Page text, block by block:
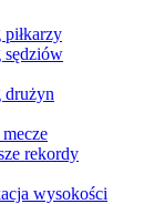
sędziów
drużyn
rekordy
wysokości